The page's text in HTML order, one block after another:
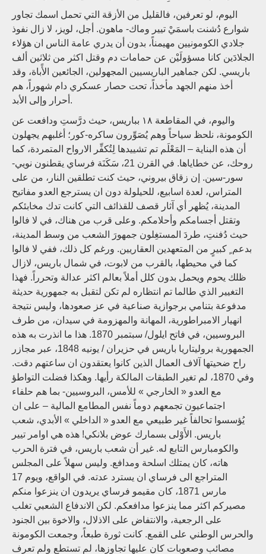
اليوم، لو تعرفين، فالقليل من الأزقة التي تحمل اسمك تجاور
شوارع دُشنت باسمَيْ تيير وماك- ماهون. أجل، لويز، لا زال نفوذ
جلادي الكومونيين مهيمناً، بدون أن يدري عامة الناس ان هؤلاء
الجلادَين كانا مسؤولَيْن عن حمامات دم وقتل اكثر من ثلاثين ألف
باريسي. لكن جماهير الباريسيين المجهولين، الجائعين الأًباة، وقد
أخذ منهم الجهد مأخذاً، تحت حصار عسكري دام شهوراً، هم
أحرار وإلى الأبد.
واليوم، في المقاطعة ١٨ بباريس، حيث درَّستِ ودافعت عن
الكومونة، نلحظ سياحاً وهم يُصَوِّرون ساكره-كور؛ أغلبهم يجهلون
أن هذه البناية – المَعْلَم تم تشييدها لِتُكفِّر الارواح المتمردة، كما
روحك، عن خطاياها. في القرن 21، سَكَنَة فرساي يقطنون نويي-
سور-سين. إن زقاق بيروني، حيث كنت تطلقين النار، من على
المتراس، لعدة اسابيع، للحيلولة دون ان يسترجع العدو مفاتيح
المدينة، يُظهر أي آثار قصف للقذائف التي كانت تدك مخابئكم
وتقتل أجسامكم وأحلامكم. وعلى قرب من هناك، في لا فالوا
حيث دُفنتِ، طردَ المستغِلون جمهورَ الشعب من وسط المدينة،
بدعم ٍ كبيرٍ من المتعهدين العقاريين. ورغم كل ذلك، ففي لا فالوا
كما في محيطها، بالقرب من لابوت، في شمال باريس، لازال
ظلك يحوم ويحمل بدون كلل أملاً بعالم اكثر عدالة وتحرراً. فهذا
التغيير الذي طالما تم انتظاره لم تكن لتقبل به جمهورية حديثة
مدفوعة بتنامي برجوازية صناعية في عز صعودها، وليس نتيجة
انهيار الامبراطورية، المهانة والمهزومة في سيدان، من طرف
البروسيين، في فاتح ايلول/ سبتمبر 1870. هذا ما انذرت به هذه
الجمهورية بروليتاريا باريس في حزيران / يونيه 1848، عبر مجازر
راح ضحيتها آلاف العمال الذين كانوا يعتقدون ان ساعتهم دقت.
وفي 1870، لم تغير الطبقات المالكة رأيها. وهكذا فضلت التواطؤ
مع العدو « الخارجي » للأمس، البروسيين- بما هم حلفاء
اجتماعيون تجمعهم دوماً نفس المطامع المالية – على ان
يُؤسسوا تحالفاً غير طبيعي مع العدو « الداخلي » الأبدي، شعب
باريس. الأَوْلى بسمارك عوض بلانكي! هذه هي اوامر تيير
والكومبارس التابع له. غير أن شعب باريس، في فترة الحرب
هاته، كان يمتلك اسلحة ومدافع. وليس سهلاً على المجلس
المتراجع الى فرساي ان يسترد عدته. في الواقع، ويوم 17
مارس 1871، كان مقيمو فرساي يريدون ان ينزعوا منكم
مصيركم اكثر مما ينزعوا مدافعكم. لكن الاندفاع الشعبي تغلب
على الرجعية، والانتفاض على الاذلال، والاخوة بين الجنود
والحرس الوطني على القمع. كانت ثورة طبعاً، وجمعت الكومونة
مصائب وصعوبات كان عليها تجاوزها، لم تستطع ولم تعرف